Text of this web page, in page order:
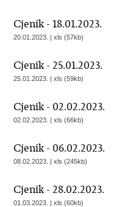
Cjenik - 18.01.2023.
20.01.2023. | xls (57kb)
Cjenik - 25.01.2023.
25.01.2023. | xls (59kb)
Cjenik - 02.02.2023.
02.02.2023. | xls (66kb)
Cjenik - 06.02.2023.
08.02.2023. | xls (245kb)
Cjenik - 28.02.2023.
01.03.2023. | xls (60kb)